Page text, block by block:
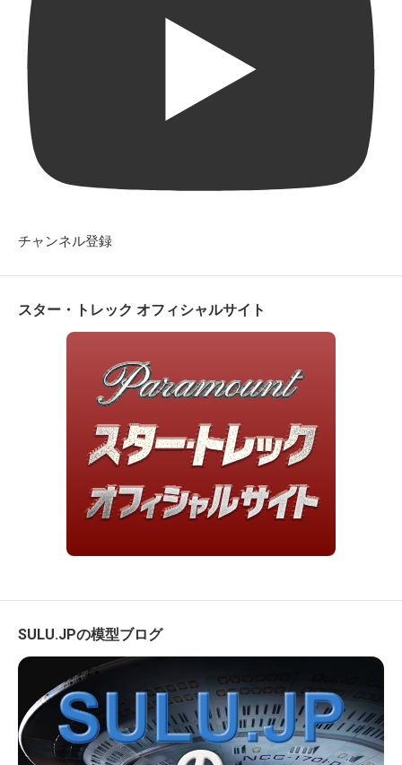
チャンネル登録
スター・トレック オフィシャルサイト
SULU.JPの模型ブログ